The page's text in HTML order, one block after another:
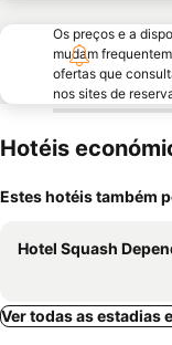
Os preços e a
mudam
ofertas que
nos sites de
Hotéis
Estes hotéis também
Hotel Squash
Ver todas as estadias